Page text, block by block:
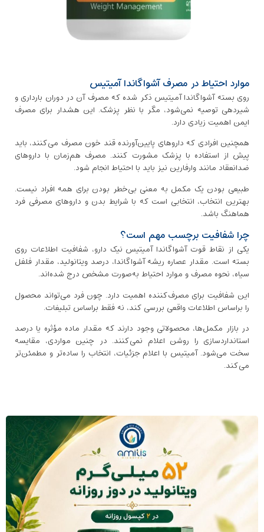
موارد احتیاط در مصرف آشواگاندا آمیتیس
روی بسته آشواگاندا آمیتیس ذکر شده که مصرف آن در دوران بارداری و
شیردهی توصیه نمی‌شود، مگر با نظر پزشک. این هشدار برای مصرف
ایمن اهمیت زیادی دارد.
همچنین افرادی که داروهای پایین‌آورنده قند خون مصرف می‌کنند، باید
پیش از استفاده با پزشک مشورت کنند. مصرف هم‌زمان با داروهای
ضدانعقاد مانند وارفارین نیز باید با احتیاط انجام شود.
طبیعی بودن یک مکمل به معنی بی‌خطر بودن برای همه افراد نیست.
بهترین انتخاب، انتخابی است که با شرایط بدن و داروهای مصرفی فرد
هماهنگ باشد.
چرا شفافیت برچسب مهم است؟
یکی از نقاط قوت آشواگاندا آمیتیس نیک دارو، شفافیت اطلاعات روی
بسته است. مقدار عصاره ریشه آشواگاندا، درصد ویتانولید، مقدار فلفل
سیاه، نحوه مصرف و موارد احتیاط به‌صورت مشخص درج شده‌اند.
این شفافیت برای مصرف‌کننده اهمیت دارد. چون فرد می‌تواند محصول
را براساس اطلاعات واقعی بررسی کند، نه فقط براساس تبلیغات.
در بازار مکمل‌ها، محصولاتی وجود دارند که مقدار ماده مؤثره یا درصد
استانداردسازی را روشن اعلام نمی‌کنند. در چنین مواردی، مقایسه
سخت می‌شود. آمیتیس با اعلام جزئیات، انتخاب را ساده‌تر و مطمئن‌تر
می‌کند.